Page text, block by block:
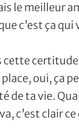
le meilleur
c’est ça qui
cette
oui, ça
de ta vie.
c’est clair ce